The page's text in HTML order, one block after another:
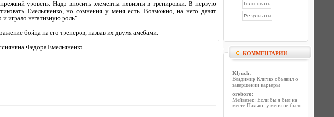
уровень. Надо вносить элементы новизны в тренировки. В первую
Емельяненко, но сомнения у меня есть. Возможно, на него давят
и играло негативную роль".
бойца на его тренеров, назвав их двумя амебами.
Федора Емельяненко.
КОММЕНТАРИИ
Klyuch:
Владимир Кличко объявил о
завершении карьеры
oroboro:
Мейвезер: Если бы я был на
месте Пакьяо, у меня не было